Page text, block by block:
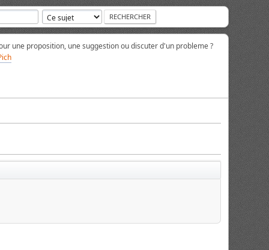
une proposition, une suggestion ou discuter d'un probleme ?